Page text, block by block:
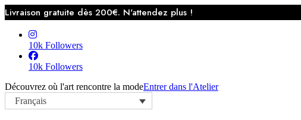
Livraison gratuite dès 200€. N'attendez plus !
10k Followers
10k Followers
Découvrez où l'art rencontre la modeEntrer dans l'Atelier
Français